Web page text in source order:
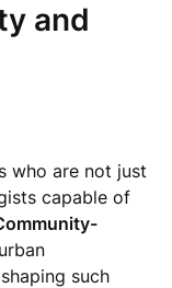
and
who are not just
capable of
such